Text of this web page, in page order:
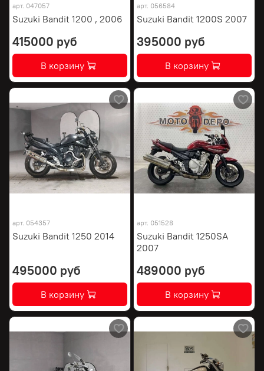
арт. 047057
Suzuki Bandit 1200 , 2006
415000 руб
В корзину
арт. 056584
Suzuki Bandit 1200S 2007
395000 руб
В корзину
арт. 054357
Suzuki Bandit 1250 2014
495000 руб
В корзину
арт. 051528
Suzuki Bandit 1250SA
2007
489000 руб
В корзину